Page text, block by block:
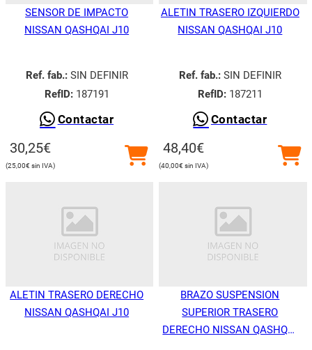
SENSOR DE IMPACTO
NISSAN QASHQAI J10
Ref. fab.:SIN DEFINIR
RefID:187191
Contactar
30,25€
25,00€
ALETIN TRASERO IZQUIERDO
NISSAN QASHQAI J10
Ref. fab.:SIN DEFINIR
RefID:187211
Contactar
48,40€
40,00€
ALETIN TRASERO DERECHO
NISSAN QASHQAI J10
BRAZO SUSPENSION
SUPERIOR TRASERO
DERECHO NISSAN QASHQAI